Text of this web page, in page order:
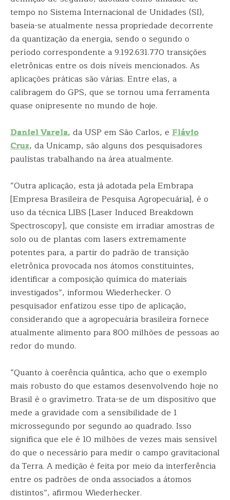
tempo no Sistema Internacional de Unidades (SI),
baseia-se atualmente nessa propriedade decorrente
da quantização da energia, sendo o segundo o
período correspondente a 9.192.631.770 transições
eletrônicas entre os dois níveis mencionados. As
aplicações práticas são várias. Entre elas, a
calibragem do GPS, que se tornou uma ferramenta
quase onipresente no mundo de hoje.
Daniel Varela, da USP em São Carlos, e Flávio
Cruz, da Unicamp, são alguns dos pesquisadores
paulistas trabalhando na área atualmente.
“Outra aplicação, esta já adotada pela Embrapa
[Empresa Brasileira de Pesquisa Agropecuária], é o
uso da técnica LIBS [Laser Induced Breakdown
Spectroscopy], que consiste em irradiar amostras de
solo ou de plantas com lasers extremamente
potentes para, a partir do padrão de transição
eletrônica provocada nos átomos constituintes,
identificar a composição química do materiais
investigados”, informou Wiederhecker. O
pesquisador enfatizou esse tipo de aplicação,
considerando que a agropecuária brasileira fornece
atualmente alimento para 800 milhões de pessoas ao
redor do mundo.
“Quanto à coerência quântica, acho que o exemplo
mais robusto do que estamos desenvolvendo hoje no
Brasil é o gravímetro. Trata-se de um dispositivo que
mede a gravidade com a sensibilidade de 1
microssegundo por segundo ao quadrado. Isso
significa que ele é 10 milhões de vezes mais sensível
do que o necessário para medir o campo gravitacional
da Terra. A medição é feita por meio da interferência
entre os padrões de onda associados a átomos
distintos”, afirmou Wiederhecker.